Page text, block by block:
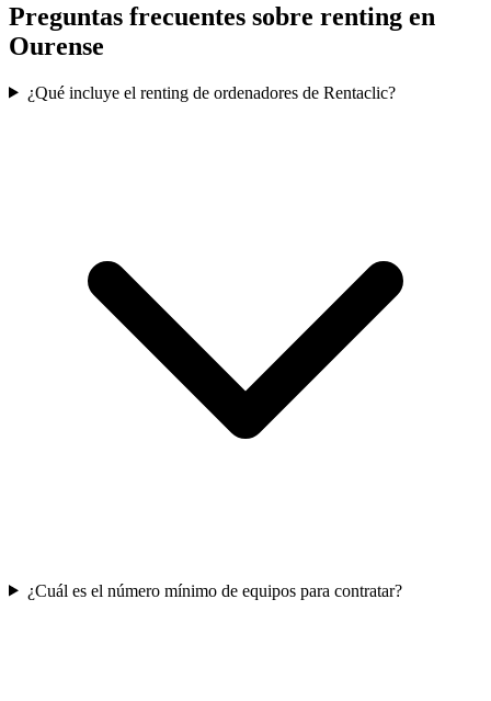
Preguntas frecuentes sobre renting en
Ourense
¿Qué incluye el renting de ordenadores de Rentaclic?
¿Cuál es el número mínimo de equipos para contratar?